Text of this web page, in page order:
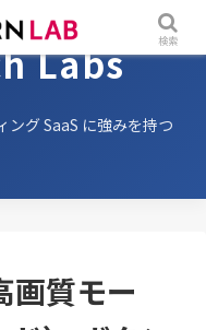
Labs
ング SaaS に強みを持つ
画質モー
検索